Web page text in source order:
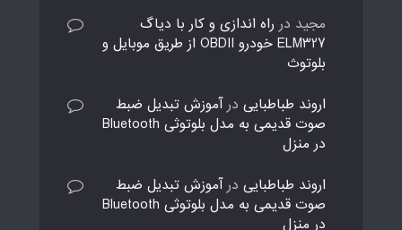
مجید در راه اندازی و کار با دیاگ
ELM327 خودرو OBDII از طریق موبایل و
بلوتوث
اروند طباطبایی در آموزش تبدیل ضبط
صوت قدیمی به مدل بلوتوثی Bluetooth
در منزل
اروند طباطبایی در آموزش تبدیل ضبط
صوت قدیمی به مدل بلوتوثی Bluetooth
در منزل